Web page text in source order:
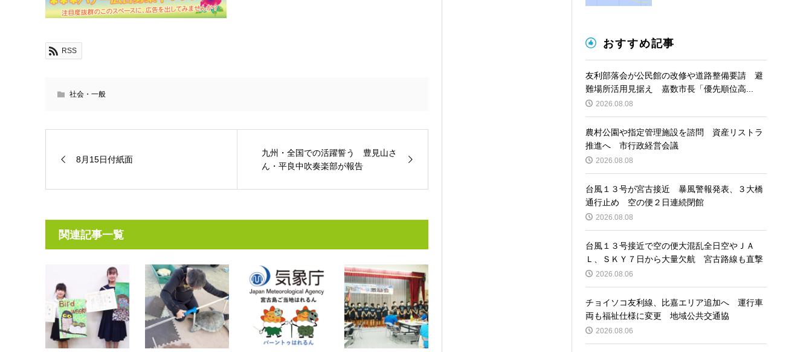
RSS
社会・一般
8月15日付紙面
九州・全国での活躍誓う 豊見山さ
ん・平良中吹奏楽部が報告
関連記事一覧
おすすめ記事
友利部落会が公民館の改修や道路整備要請 避
難場所活用見据え 嘉数市長「優先順位高...
2026.08.08
農村公園や指定管理施設を諮問 資産リストラ
推進へ 市行政経営会議
2026.08.08
台風１３号が宮古接近 暴風警報発表、３大橋
通行止め 空の便２日連続閉館
2026.08.08
台風１３号接近で空の便大混乱全日空やＪＡ
Ｌ、ＳＫＹ７日から大量欠航 宮古路線も直撃
2026.08.06
チョイソコ友利線、比嘉エリア追加へ 運行車
両も福祉仕様に変更 地域公共交通協
2026.08.06